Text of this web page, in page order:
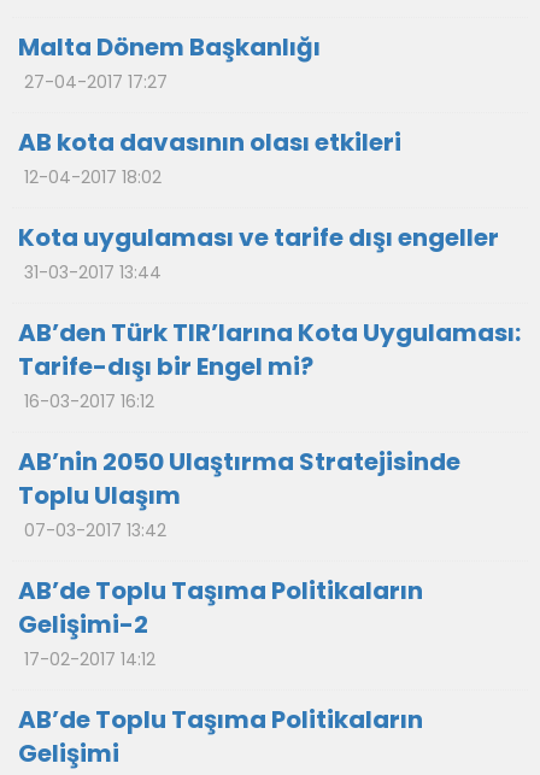
Malta Dönem Başkanlığı
27-04-2017 17:27
AB kota davasının olası etkileri
12-04-2017 18:02
Kota uygulaması ve tarife dışı engeller
31-03-2017 13:44
AB’den Türk TIR’larına Kota Uygulaması:
Tarife-dışı bir Engel mi?
16-03-2017 16:12
AB’nin 2050 Ulaştırma Stratejisinde
Toplu Ulaşım
07-03-2017 13:42
AB’de Toplu Taşıma Politikaların
Gelişimi-2
17-02-2017 14:12
AB’de Toplu Taşıma Politikaların
Gelişimi